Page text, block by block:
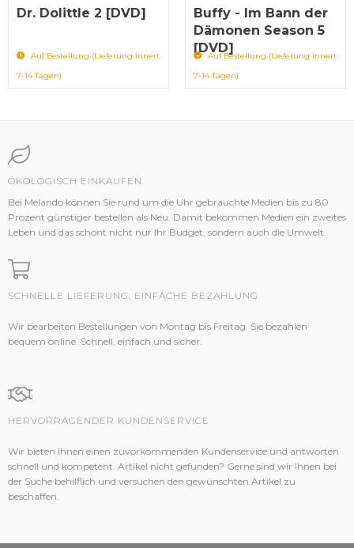
Dr. Dolittle 2 [DVD]
Auf Bestellung (Lieferung innert
7-14 Tagen)
Buffy - Im Bann der
Dämonen Season 5
[DVD]
Auf Bestellung (Lieferung innert
7-14 Tagen)
ÖKOLOGISCH EINKAUFEN
Bei Melando können Sie rund um die Uhr gebrauchte Medien bis zu 80
Prozent günstiger bestellen als Neu. Damit bekommen Medien ein zweites
Leben und das schont nicht nur Ihr Budget, sondern auch die Umwelt.
SCHNELLE LIEFERUNG, EINFACHE BEZAHLUNG
Wir bearbeiten Bestellungen von Montag bis Freitag. Sie bezahlen
bequem online. Schnell, einfach und sicher.
HERVORRAGENDER KUNDENSERVICE
Wir bieten Ihnen einen zuvorkommenden Kundenservice und antworten
schnell und kompetent. Artikel nicht gefunden? Gerne sind wir Ihnen bei
der Suche behilflich und versuchen den gewünschten Artikel zu
beschaffen.